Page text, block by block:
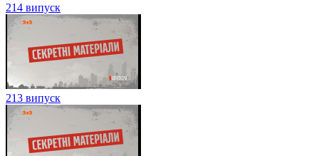
214 випуск
213 випуск